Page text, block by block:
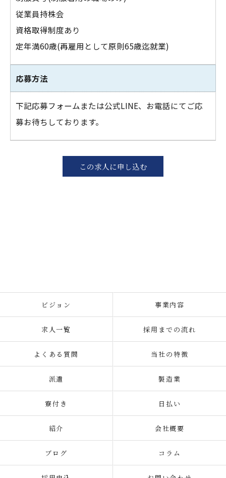
従業員持株会
資格取得制度あり
定年満60歳(再雇用として原則65歳迄就業)
応募方法
下記応募フォームまたは公式LINE、お電話にてご応
募お待ちしております。
この求人に申し込む
ビジョン 事業内容
求人一覧 採用までの流れ
よくある質問 当社の特徴
派遣 製造業
寮付き 日払い
紹介 会社概要
ブログ コラム